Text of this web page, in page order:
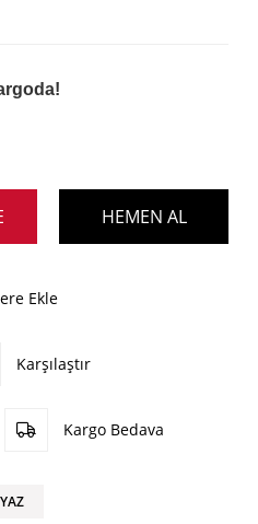
Ekle
Karşılaştır
Kargo Bedava